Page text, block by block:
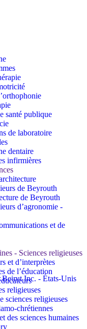
santé publique
de laboratoire
dentaire
infirmières
de Beyrouth
de Beyrouth
d’agronomie -
et de
- Sciences religieuses
et d’interprètes
de l’éducation
religieuses
sciences religieuses
chrétiennes
des sciences humaines
Beirut Inc. - États-Unis